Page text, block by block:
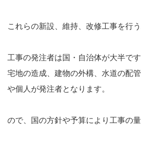
これらの新設、維持、改修工事を行
工事の発注者は国・自治体が大半です
宅地の造成、建物の外構、水道の配
や個人が発注者となります。
ので、国の方針や予算により工事の量